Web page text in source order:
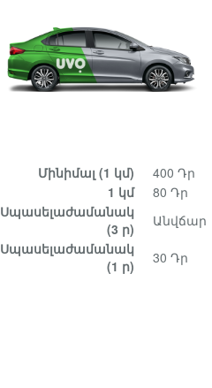
Մինիմալ(1 կմ)
400 Դր
1 կմ
80 Դր
Սպասելաժամանակ
(3 ր)
Անվճար
Սպասելաժամանակ
(1 ր)
30 Դր